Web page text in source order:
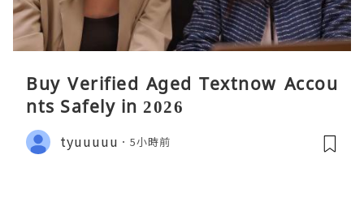
Buy Verified Aged Textnow Accou
nts Safely in 2026
tyuuuuu 5小時前